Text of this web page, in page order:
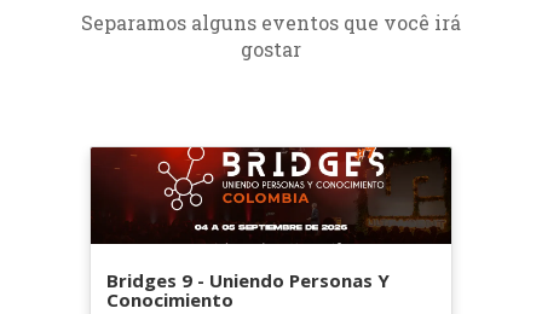
Separamos alguns eventos que você irá
gostar
Bridges 9 - Uniendo Personas Y
Conocimiento